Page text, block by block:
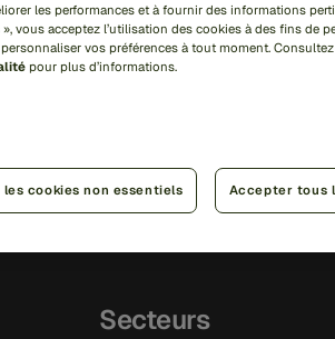
Informations
Témoignages clients
Secteurs
les performances et à fournir des informations
vous acceptez l’utilisation des cookies à des fins de
vos préférences à tout moment.
pour plus d’informations.
les cookies non essentiels Accepter tous